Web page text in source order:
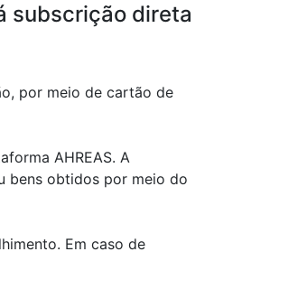
subscrição direta
por meio de cartão de
AHREAS. A
bens obtidos por meio do
Em caso de